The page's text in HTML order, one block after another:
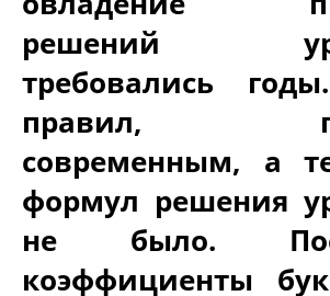
решений
требовались
правил,
современным, а
формул решения
не было.
коэффициенты